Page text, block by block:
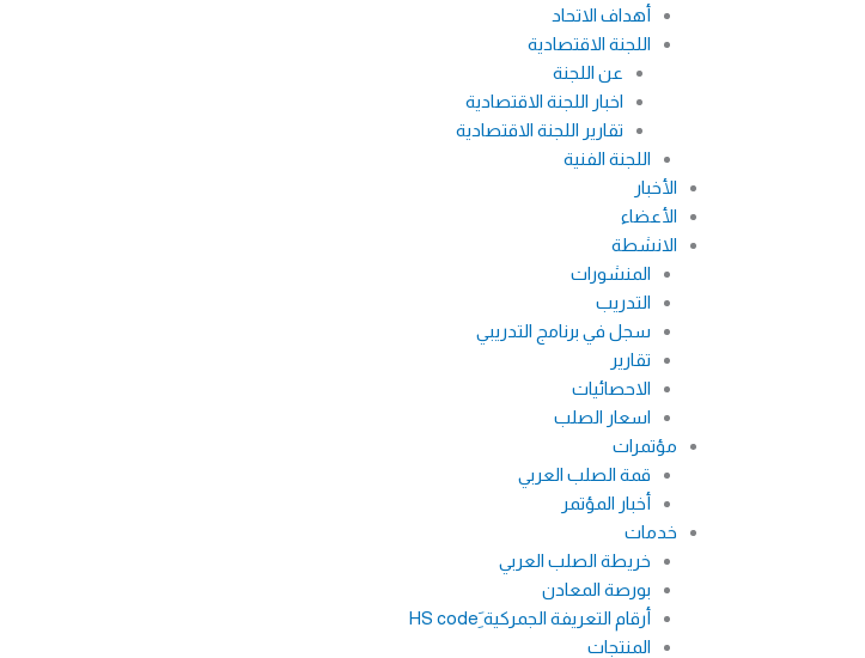
أهداف الاتحاد
اللجنة الاقتصادية
عن اللجنة
اخبار اللجنة الاقتصادية
تقارير اللجنة الاقتصادية
اللجنة الفنية
الأخبار
الأعضاء
الانشطة
المنشورات
التدريب
سجل في برنامج التدريبي
تقارير
الاحصائيات
اسعار الصلب
مؤتمرات
قمة الصلب العربي
أخبار المؤتمر
خدمات
خريطة الصلب العربي
بورصة المعادن
أرقام التعريفة الجمركية َِHS code
المنتجات